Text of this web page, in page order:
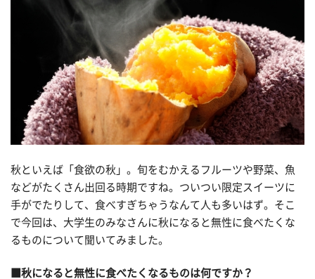
秋といえば「食欲の秋」。旬をむかえるフルーツや野菜、魚
などがたくさん出回る時期ですね。ついつい限定スイーツに
手がでたりして、食べすぎちゃうなんて人も多いはず。そこ
で今回は、大学生のみなさんに秋になると無性に食べたくな
るものについて聞いてみました。
■秋になると無性に食べたくなるものは何ですか？